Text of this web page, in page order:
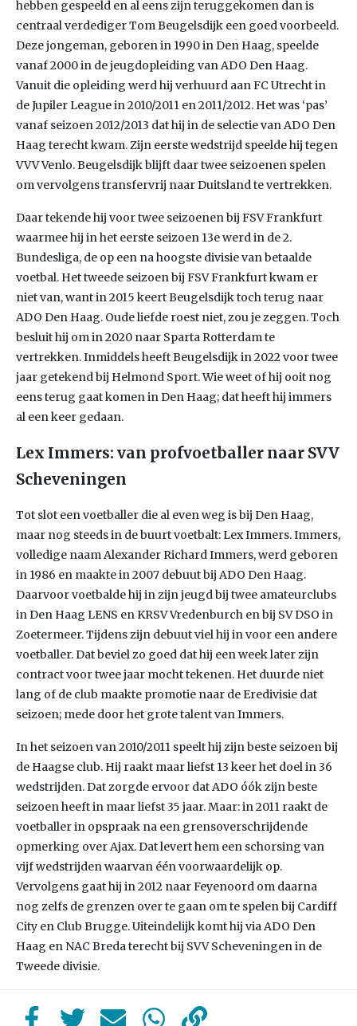
hebben gespeeld en al eens zijn teruggekomen dan is
centraal verdediger Tom Beugelsdijk een goed voorbeeld.
Deze jongeman, geboren in 1990 in Den Haag, speelde
vanaf 2000 in de jeugdopleiding van ADO Den Haag.
Vanuit die opleiding werd hij verhuurd aan FC Utrecht in
de Jupiler League in 2010/2011 en 2011/2012. Het was ‘pas’
vanaf seizoen 2012/2013 dat hij in de selectie van ADO Den
Haag terecht kwam. Zijn eerste wedstrijd speelde hij tegen
VVV Venlo. Beugelsdijk blijft daar twee seizoenen spelen
om vervolgens transfervrij naar Duitsland te vertrekken.
Daar tekende hij voor twee seizoenen bij FSV Frankfurt
waarmee hij in het eerste seizoen 13e werd in de 2.
Bundesliga, de op een na hoogste divisie van betaalde
voetbal. Het tweede seizoen bij FSV Frankfurt kwam er
niet van, want in 2015 keert Beugelsdijk toch terug naar
ADO Den Haag. Oude liefde roest niet, zou je zeggen. Toch
besluit hij om in 2020 naar Sparta Rotterdam te
vertrekken. Inmiddels heeft Beugelsdijk in 2022 voor twee
jaar getekend bij Helmond Sport. Wie weet of hij ooit nog
eens terug gaat komen in Den Haag; dat heeft hij immers
al een keer gedaan.
Lex Immers: van profvoetballer naar SVV
Scheveningen
Tot slot een voetballer die al even weg is bij Den Haag,
maar nog steeds in de buurt voetbalt: Lex Immers. Immers,
volledige naam Alexander Richard Immers, werd geboren
in 1986 en maakte in 2007 debuut bij ADO Den Haag.
Daarvoor voetbalde hij in zijn jeugd bij twee amateurclubs
in Den Haag LENS en KRSV Vredenburch en bij SV DSO in
Zoetermeer. Tijdens zijn debuut viel hij in voor een andere
voetballer. Dat beviel zo goed dat hij een week later zijn
contract voor twee jaar mocht tekenen. Het duurde niet
lang of de club maakte promotie naar de Eredivisie dat
seizoen; mede door het grote talent van Immers.
In het seizoen van 2010/2011 speelt hij zijn beste seizoen bij
de Haagse club. Hij raakt maar liefst 13 keer het doel in 36
wedstrijden. Dat zorgde ervoor dat ADO óók zijn beste
seizoen heeft in maar liefst 35 jaar. Maar: in 2011 raakt de
voetballer in opspraak na een grensoverschrijdende
opmerking over Ajax. Dat levert hem een schorsing van
vijf wedstrijden waarvan één voorwaardelijk op.
Vervolgens gaat hij in 2012 naar Feyenoord om daarna
nog zelfs de grenzen over te gaan om te spelen bij Cardiff
City en Club Brugge. Uiteindelijk komt hij via ADO Den
Haag en NAC Breda terecht bij SVV Scheveningen in de
Tweede divisie.